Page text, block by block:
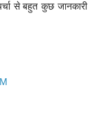
से बहुत कुछ जानकारी